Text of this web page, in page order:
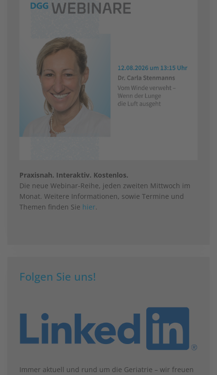
Praxisnah. Interaktiv. Kostenlos.
Die neue Webinar-Reihe, jeden zweiten Mittwoch im
Monat. Weitere Informationen, sowie Termine und
Themen finden Sie hier.
Folgen Sie uns!
Immer aktuell und rund um die Geriatrie – wir freuen